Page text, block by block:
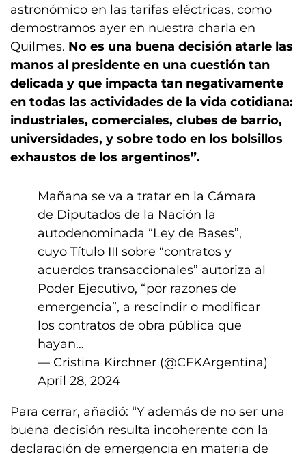
astronómico en las tarifas eléctricas, como
demostramos ayer en nuestra charla en
Quilmes. No es una buena decisión atarle las
manos al presidente en una cuestión tan
delicada y que impacta tan negativamente
en todas las actividades de la vida cotidiana:
industriales, comerciales, clubes de barrio,
universidades, y sobre todo en los bolsillos
exhaustos de los argentinos”.
Mañana se va a tratar en la Cámara
de Diputados de la Nación la
autodenominada “Ley de Bases”,
cuyo Título III sobre “contratos y
acuerdos transaccionales” autoriza al
Poder Ejecutivo, “por razones de
emergencia”, a rescindir o modificar
los contratos de obra pública que
hayan…
— Cristina Kirchner (@CFKArgentina)
April 28, 2024
Para cerrar, añadió: “Y además de no ser una
buena decisión resulta incoherente con la
declaración de emergencia en materia de